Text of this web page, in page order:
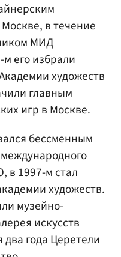
в течение
МИД
его избрали
художеств
главным
игр в Москве.
бессменным
в 1997-м стал
художеств.
музейно-
искусств
два года Церетели